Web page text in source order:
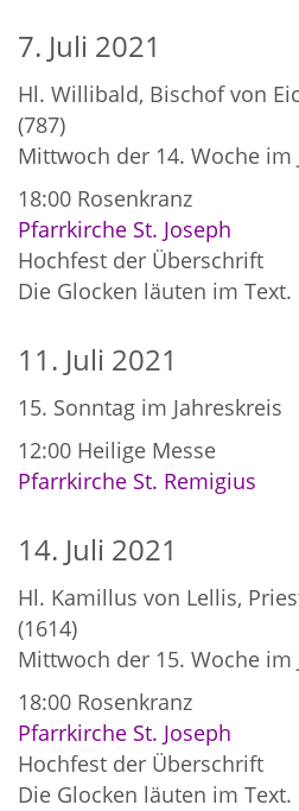
7. Juli 2021
Hl. Willibald, Bischof von
(787)
Mittwoch der 14. Woche im
18:00 Rosenkranz
Pfarrkirche St. Joseph
Hochfest der Überschrift
Die Glocken läuten im Text.
11. Juli 2021
15. Sonntag im Jahreskreis
12:00 Heilige Messe
Pfarrkirche St. Remigius
14. Juli 2021
Hl. Kamillus von Lellis,
(1614)
Mittwoch der 15. Woche im
18:00 Rosenkranz
Pfarrkirche St. Joseph
Hochfest der Überschrift
Die Glocken läuten im Text.